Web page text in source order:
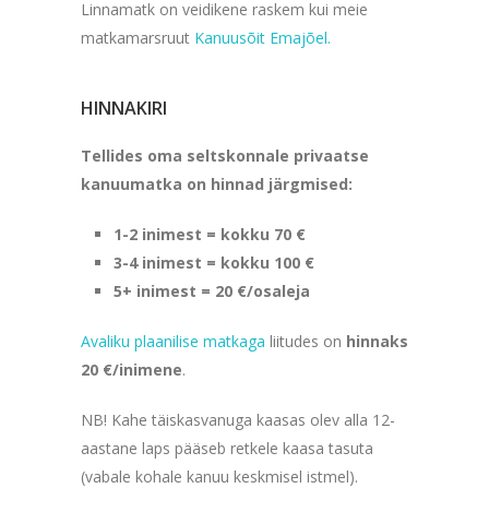
Linnamatk on veidikene raskem kui meie
matkamarsruut Kanuusõit Emajõel.
HINNAKIRI
Tellides oma seltskonnale privaatse
kanuumatka on hinnad järgmised:
1-2 inimest = kokku 70 €
3-4 inimest = kokku 100 €
5+ inimest = 20 €/osaleja
Avaliku plaanilise matkaga liitudes on hinnaks
20 €/inimene.
NB! Kahe täiskasvanuga kaasas olev alla 12-
aastane laps pääseb retkele kaasa tasuta
(vabale kohale kanuu keskmisel istmel).